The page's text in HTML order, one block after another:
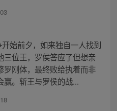
始前夕，如来独自一人找到
三位王，罗侯答应了但想亲
罗刚体，最终败给执着而非
赢。斩王与罗侯的战...